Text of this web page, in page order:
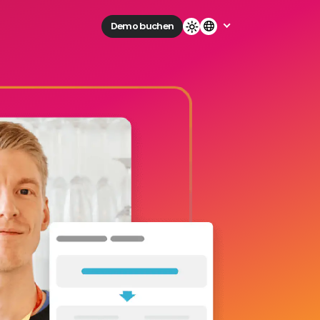
Demo buchen